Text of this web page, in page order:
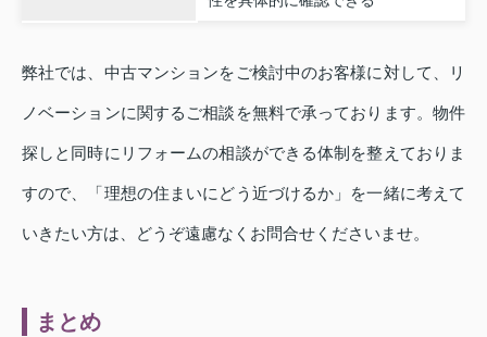
弊社では、中古マンションをご検討中のお客様に対して、リ
ノベーションに関するご相談を無料で承っております。物件
探しと同時にリフォームの相談ができる体制を整えておりま
すので、「理想の住まいにどう近づけるか」を一緒に考えて
いきたい方は、どうぞ遠慮なくお問合せくださいませ。
まとめ